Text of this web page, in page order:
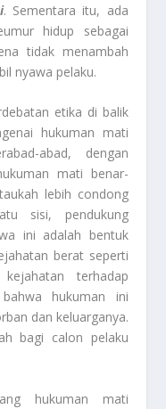
. Sementara itu, ada
hidup sebagai
tidak menambah
nyawa pelaku.
etika di balik
hukuman mati
abad, dengan
mati benar-
lebih condong
sisi, pendukung
ini adalah bentuk
berat seperti
terhadap
hukuman ini
dan keluarganya.
bagi calon pelaku
hukuman mati